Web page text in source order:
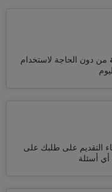
من دون الحاجة لاستخدام
التقديم على طلبك على
أي أسئلة